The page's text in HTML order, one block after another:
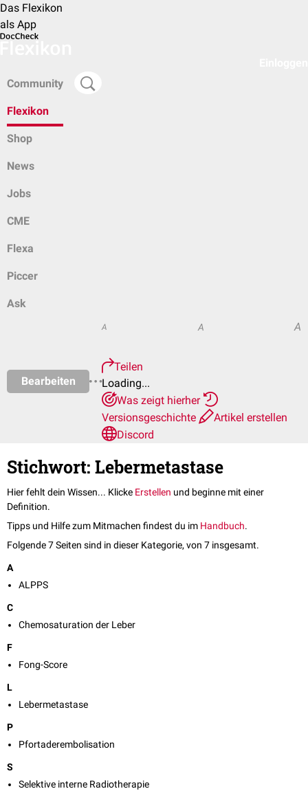
Das Flexikon
als App
Community
Flexikon
Shop
News
Jobs
CME
Flexa
Piccer
Ask
Bearbeiten
A A A
Teilen
Loading...
Was zeigt hierher
Versionsgeschichte
Artikel erstellen
Discord
Stichwort: Lebermetastase
Hier fehlt dein Wissen... Klicke Erstellen und beginne mit einer
Definition.
Tipps und Hilfe zum Mitmachen findest du im Handbuch.
Folgende 7 Seiten sind in dieser Kategorie, von 7 insgesamt.
A
ALPPS
C
Chemosaturation der Leber
F
Fong-Score
L
Lebermetastase
P
Pfortaderembolisation
S
Selektive interne Radiotherapie